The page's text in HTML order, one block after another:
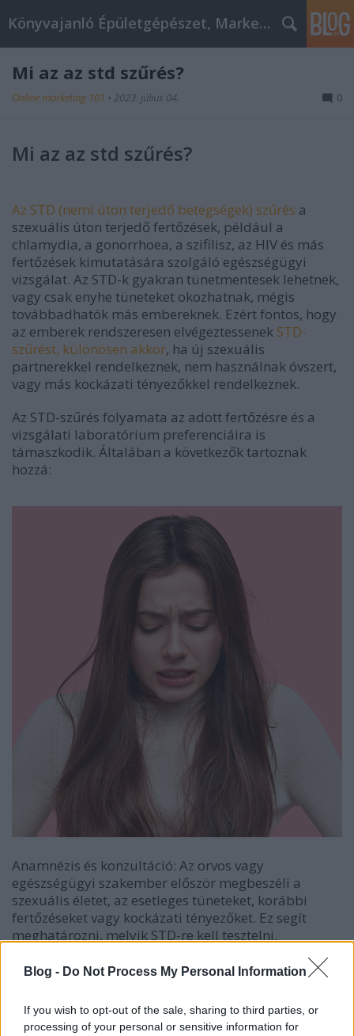
Blog - Do Not Process My Personal Information
If you wish to opt-out of the sale, sharing to third parties, or
processing of your personal or sensitive information for
Könyvajanló Épületgépészet, Marketing témákban
Mi az az std szűrés?
Online marketing 101 • 2023. július 04. 0
Mi az az std szűrés?
Az STD (nemi úton terjedő betegségek) szűrés a
szexuális úton terjedő fertőzések, például a
chlamydia, a gonorrhoea, a szifilisz, az HIV és más
fertőzések kimutatására szolgáló egészségügyi
vizsgálat. Az STD-k gyakran tünetmentesek lehetnek,
vagy csak enyhe tüneteket okozhatnak, mégis
továbbadhatók más embereknek. Ezért fontos, hogy
az emberek rendszeresen elvégeztessenek STD-
szűrést, különösen akkor, ha új szexuális
partnerekkel rendelkeznek, nem használnak óvszert,
vagy más kockázati tényezőkkel rendelkeznek.
Az STD-szűrés folyamata az adott fertőzésre és a
vizsgálati laboratórium preferenciáira is
támaszkodik. Általában a következők tartoznak
hozzá:
Anamnézis és konzultáció: Az orvos vagy
egészségügyi szakember először megbeszéli a
szexuális életet, az esetleges tüneteket, korábbi
fertőzéseket vagy kockázati tényezőket. Ez segít
meghatározni, melyik STD-re kell tesztelni.
Vérvétel: A vérvétel során egy vérvizsgálatot
jeleit, például az HIV, a szifilisz vagy más fertőzések
esetében.